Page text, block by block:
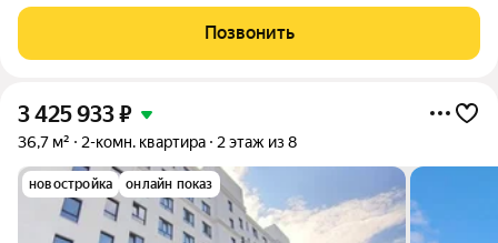
инфраструктурой. Для вас площадки для воркаута, игр в
баскетбол и футбол. На территории
Позвонить
3 425 933₽
36,7 м² 2-комн. квартира 2 этаж из 8
новостройка онлайн показ